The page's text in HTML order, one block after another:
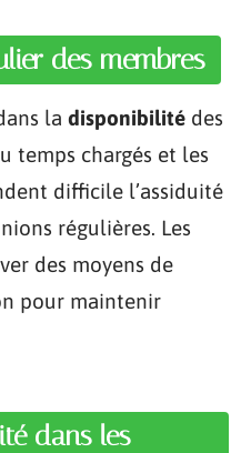
des membres
la disponibilité des
temps chargés et les
difficile l’assiduité
régulières. Les
des moyens de
pour maintenir
dans les